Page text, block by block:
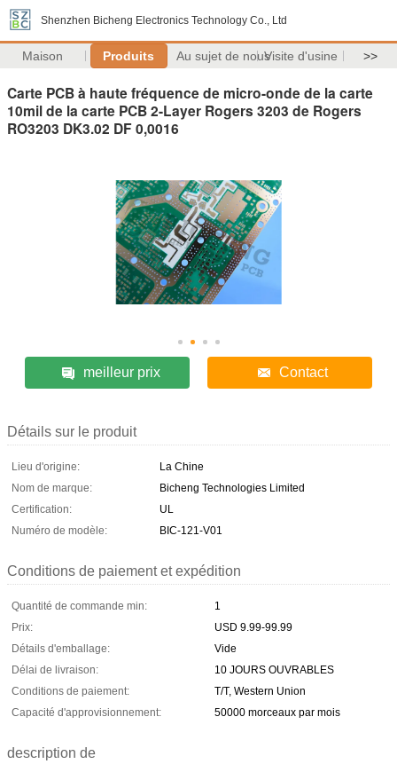
Shenzhen Bicheng Electronics Technology Co., Ltd
Maison Produits Au sujet de nousVisite d'usine >>
Carte PCB à haute fréquence de micro-onde de la carte
10mil de la carte PCB 2-Layer Rogers 3203 de Rogers
RO3203 DK3.02 DF 0,0016
meilleur prix Contact
Détails sur le produit
Lieu d'origine:
La Chine
Nom de marque:
Bicheng Technologies Limited
Certification:
UL
Numéro de modèle:
BIC-121-V01
Conditions de paiement et expédition
Quantité de commande min:
1
Prix:
USD 9.99-99.99
Détails d'emballage:
Vide
Délai de livraison:
10 JOURS OUVRABLES
Conditions de paiement:
T/T, Western Union
Capacité d'approvisionnement:
50000 morceaux par mois
description de